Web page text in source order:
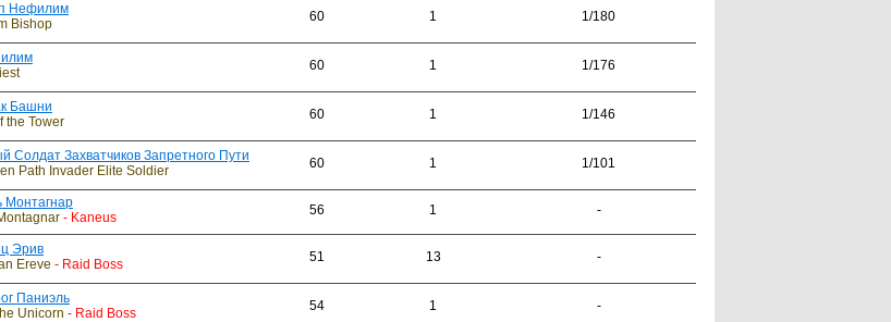
Нефилим
Bishop
60 1 1/180
60 1 1/176
Башни
the Tower
60 1 1/146
Солдат Захватчиков Запретного Пути
Path Invader Elite Soldier
60 1 1/101
Монтагнар
- Kaneus 56 1 -
Эрив
Ereve - Raid Boss 51 13 -
Паниэль
Unicorn - Raid Boss 54 1 -